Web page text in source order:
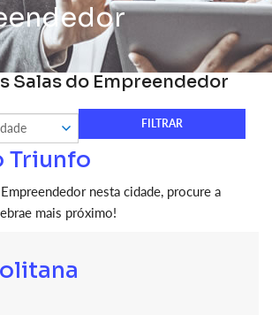
Salas do Empreendedor
Triunfo
nesta cidade, procure a
mais próximo!